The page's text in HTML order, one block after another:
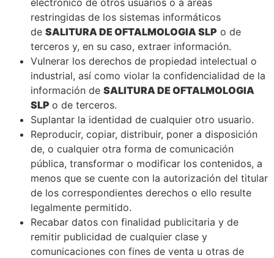
restringidas de los sistemas informáticos
de SALITURA DE OFTALMOLOGIA SLP o de
terceros y, en su caso, extraer información.
Vulnerar los derechos de propiedad intelectual o
industrial, así como violar la confidencialidad de la
información de SALITURA DE OFTALMOLOGIA
SLP o de terceros.
Suplantar la identidad de cualquier otro usuario.
Reproducir, copiar, distribuir, poner a disposición
de, o cualquier otra forma de comunicación
pública, transformar o modificar los contenidos, a
menos que se cuente con la autorización del titular
de los correspondientes derechos o ello resulte
legalmente permitido.
Recabar datos con finalidad publicitaria y de
remitir publicidad de cualquier clase y
comunicaciones con fines de venta u otras de